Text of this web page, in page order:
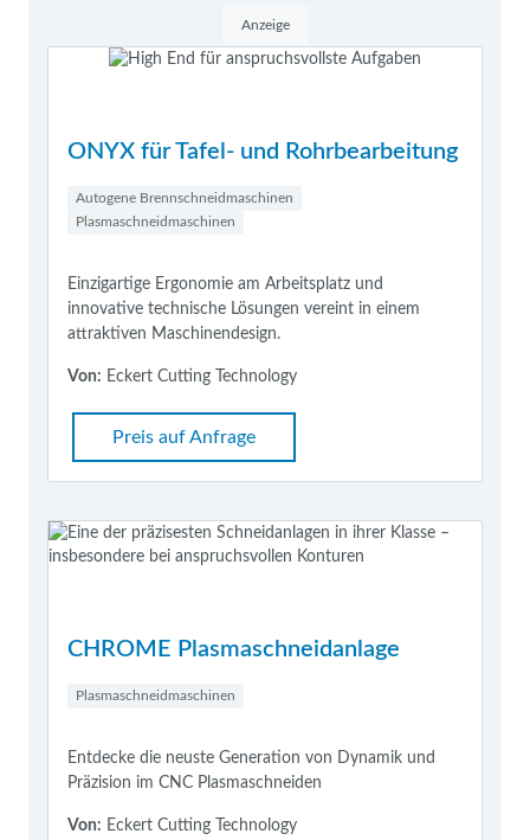
Anzeige
ONYX für Tafel- und Rohrbearbeitung
Autogene Brennschneidmaschinen
Plasmaschneidmaschinen
Einzigartige Ergonomie am Arbeitsplatz und
innovative technische Lösungen vereint in einem
attraktiven Maschinendesign.
Von: Eckert Cutting Technology
Preis auf Anfrage
CHROME Plasmaschneidanlage
Plasmaschneidmaschinen
Entdecke die neuste Generation von Dynamik und
Präzision im CNC Plasmaschneiden
Von: Eckert Cutting Technology